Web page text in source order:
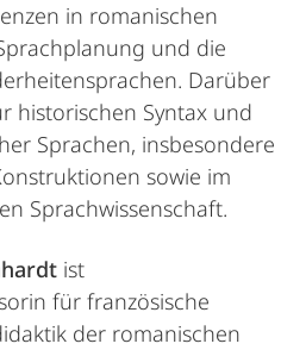
in romanischen
und die
Darüber
historischen Syntax und
Sprachen, insbesondere
sowie im
Sprachwissenschaft.
ist
für französische
der romanischen